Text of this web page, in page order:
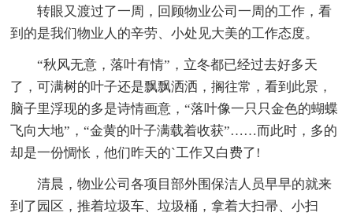
转眼又渡过了一周，回顾物业公司一周的工作，看
到的是我们物业人的辛劳、小处见大美的工作态度。
“秋风无意，落叶有情”，立冬都已经过去好多天
了，可满树的叶子还是飘飘洒洒，搁往常，看到此景，
脑子里浮现的多是诗情画意，“落叶像一只只金色的蝴蝶
飞向大地”，“金黄的叶子满载着收获”……而此时，多的
却是一份惆怅，他们昨天的`工作又白费了!
清晨，物业公司各项目部外围保洁人员早早的就来
到了园区，推着垃圾车、垃圾桶，拿着大扫帚、小扫